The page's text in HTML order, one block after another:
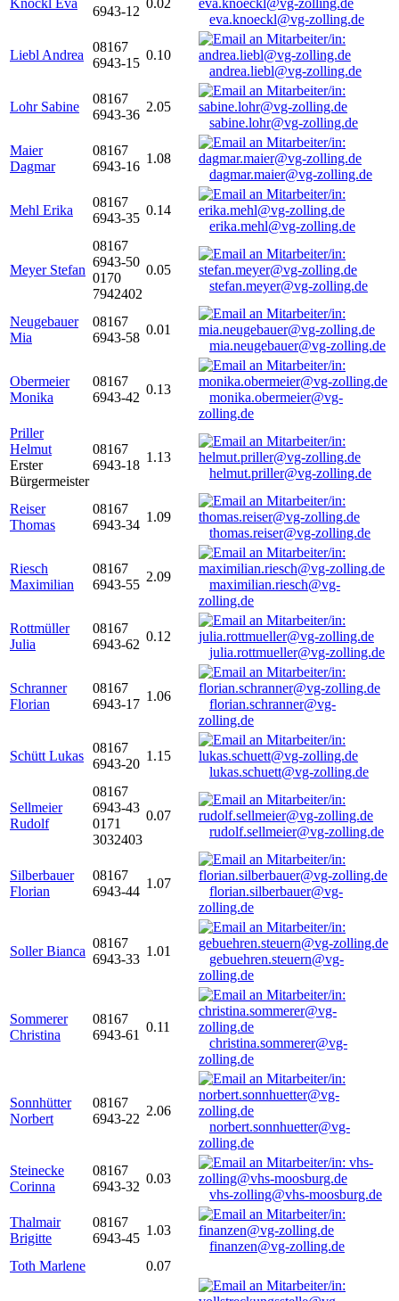
Knöckl Eva
6943-12
0.02
eva.knoeckl@vg-zolling.de
Liebl Andrea
08167
6943-15
0.10
andrea.liebl@vg-zolling.de
Lohr Sabine
08167
6943-36
2.05
sabine.lohr@vg-zolling.de
Maier
Dagmar
08167
6943-16
1.08
dagmar.maier@vg-zolling.de
Mehl Erika
08167
6943-35
0.14
erika.mehl@vg-zolling.de
Meyer Stefan
08167
6943-50
0170
7942402
0.05
stefan.meyer@vg-zolling.de
Neugebauer
Mia
08167
6943-58
0.01
mia.neugebauer@vg-zolling.de
Obermeier
Monika
08167
6943-42
0.13
monika.obermeier@vg-
zolling.de
Priller
Helmut
Erster
Bürgermeister
08167
6943-18
1.13
helmut.priller@vg-zolling.de
Reiser
Thomas
08167
6943-34
1.09
thomas.reiser@vg-zolling.de
Riesch
Maximilian
08167
6943-55
2.09
maximilian.riesch@vg-
zolling.de
Rottmüller
Julia
08167
6943-62
0.12
julia.rottmueller@vg-zolling.de
Schranner
Florian
08167
6943-17
1.06
florian.schranner@vg-
zolling.de
Schütt Lukas
08167
6943-20
1.15
lukas.schuett@vg-zolling.de
Sellmeier
Rudolf
08167
6943-43
0171
3032403
0.07
rudolf.sellmeier@vg-zolling.de
Silberbauer
Florian
08167
6943-44
1.07
florian.silberbauer@vg-
zolling.de
Soller Bianca
08167
6943-33
1.01
gebuehren.steuern@vg-
zolling.de
Sommerer
Christina
08167
6943-61
0.11
christina.sommerer@vg-
zolling.de
Sonnhütter
Norbert
08167
6943-22
2.06
norbert.sonnhuetter@vg-
zolling.de
Steinecke
Corinna
08167
6943-32
0.03
vhs-zolling@vhs-moosburg.de
Thalmair
Brigitte
08167
6943-45
1.03
finanzen@vg-zolling.de
Toth Marlene
0.07